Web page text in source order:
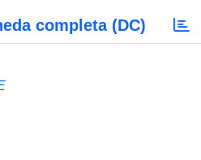
completa (DC)